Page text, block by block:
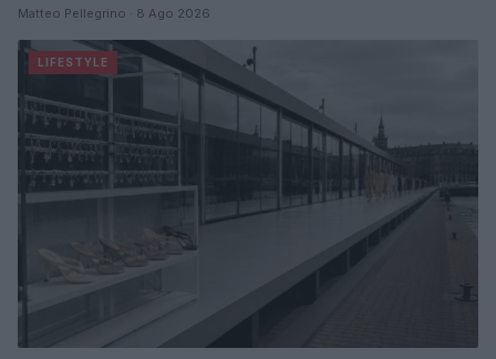
Matteo Pellegrino · 8 Ago 2026
LIFESTYLE